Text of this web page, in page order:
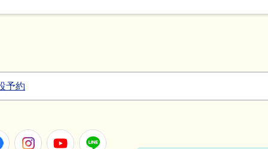
予約
FacebookInstagramYoutube